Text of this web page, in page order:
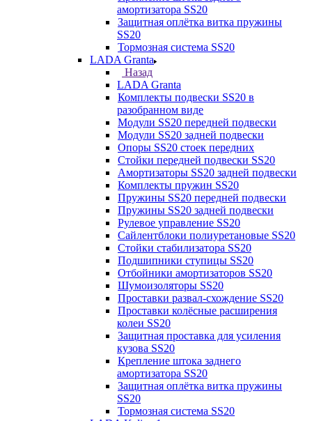
амортизатора SS20
Защитная оплётка витка пружины
SS20
Тормозная система SS20
LADA Granta
Назад
LADA Granta
Комплекты подвески SS20 в
разобранном виде
Модули SS20 передней подвески
Модули SS20 задней подвески
Опоры SS20 стоек передних
Стойки передней подвески SS20
Амортизаторы SS20 задней подвески
Комплекты пружин SS20
Пружины SS20 передней подвески
Пружины SS20 задней подвески
Рулевое управление SS20
Сайлентблоки полиуретановые SS20
Стойки стабилизатора SS20
Подшипники ступицы SS20
Отбойники амортизаторов SS20
Шумоизоляторы SS20
Проставки развал-схождение SS20
Проставки колёсные расширения
колеи SS20
Защитная проставка для усиления
кузова SS20
Крепление штока заднего
амортизатора SS20
Защитная оплётка витка пружины
SS20
Тормозная система SS20